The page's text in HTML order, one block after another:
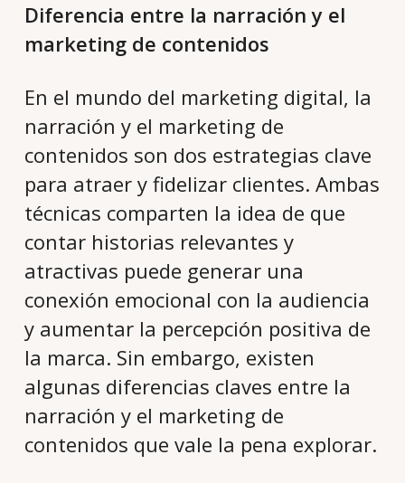
Diferencia entre la narración y el
marketing de contenidos
En el mundo del marketing digital, la
narración y el marketing de
contenidos son dos estrategias clave
para atraer y fidelizar clientes. Ambas
técnicas comparten la idea de que
contar historias relevantes y
atractivas puede generar una
conexión emocional con la audiencia
y aumentar la percepción positiva de
la marca. Sin embargo, existen
algunas diferencias claves entre la
narración y el marketing de
contenidos que vale la pena explorar.